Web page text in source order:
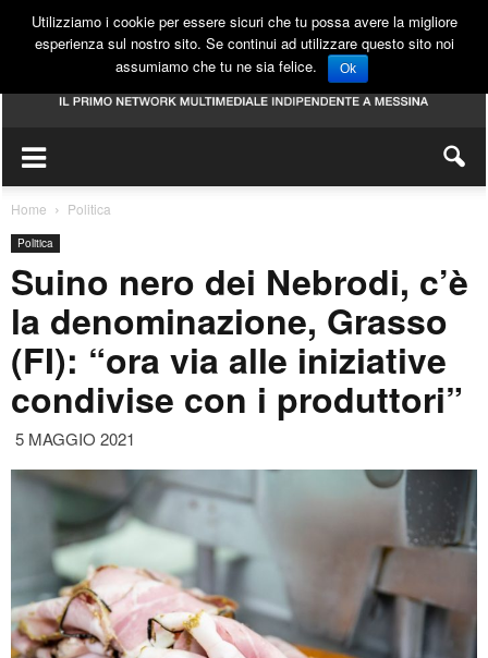
Home Politica
Politica
Suino nero dei Nebrodi, c’è
la denominazione, Grasso
(FI): “ora via alle iniziative
condivise con i produttori”
5 MAGGIO 2021
Utilizziamo i cookie per essere sicuri che tu possa avere la migliore
esperienza sul nostro sito. Se continui ad utilizzare questo sito noi
assumiamo che tu ne sia felice.
Ok